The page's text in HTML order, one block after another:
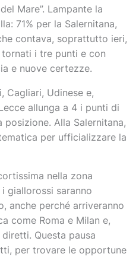
Mare”. Lampante la
71% per la Salernitana,
contava, soprattutto ieri,
i tre punti e con
e nuove certezze.
Cagliari, Udinese e,
allunga a 4 i punti di
posizione. Alla Salernitana,
per ufficializzare la
nella zona
giallorossi saranno
anche perché arriveranno
come Roma e Milan e,
Questa pausa
per trovare le opportune